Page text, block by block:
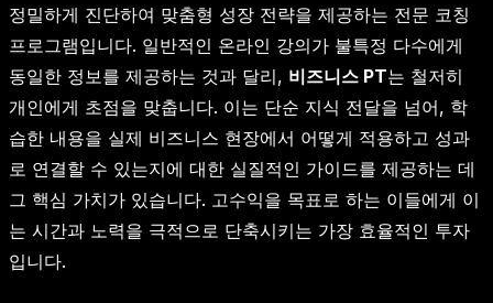
정밀하게 진단하여 맞춤형 성장 전략을 제공하는 전문 코칭
프로그램입니다. 일반적인 온라인 강의가 불특정 다수에게
동일한 정보를 제공하는 것과 달리, 비즈니스 PT는 철저히
개인에게 초점을 맞춥니다. 이는 단순 지식 전달을 넘어, 학
습한 내용을 실제 비즈니스 현장에서 어떻게 적용하고 성과
로 연결할 수 있는지에 대한 실질적인 가이드를 제공하는 데
그 핵심 가치가 있습니다. 고수익을 목표로 하는 이들에게 이
는 시간과 노력을 극적으로 단축시키는 가장 효율적인 투자
입니다.